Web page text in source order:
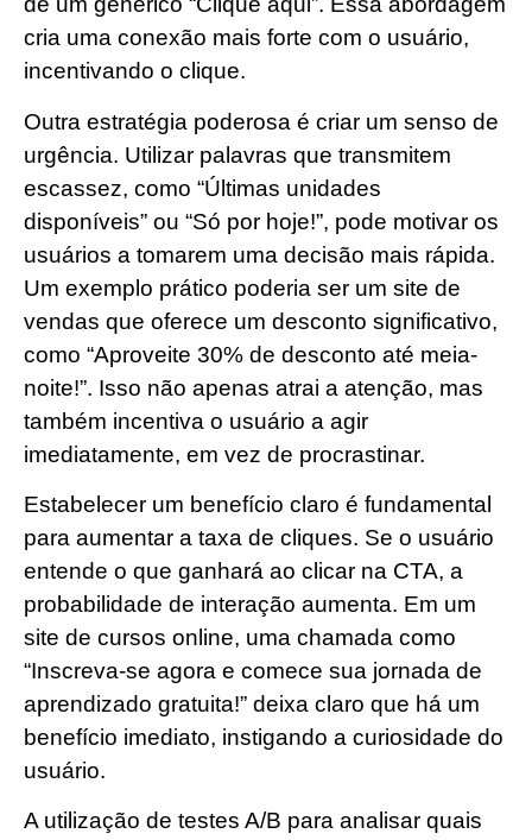
cria uma conexão mais forte com o usuário,
incentivando o clique.
Outra estratégia poderosa é criar um senso de
urgência. Utilizar palavras que transmitem
escassez, como “Últimas unidades
disponíveis” ou “Só por hoje!”, pode motivar os
usuários a tomarem uma decisão mais rápida.
Um exemplo prático poderia ser um site de
vendas que oferece um desconto significativo,
como “Aproveite 30% de desconto até meia-
noite!”. Isso não apenas atrai a atenção, mas
também incentiva o usuário a agir
imediatamente, em vez de procrastinar.
Estabelecer um benefício claro é fundamental
para aumentar a taxa de cliques. Se o usuário
entende o que ganhará ao clicar na CTA, a
probabilidade de interação aumenta. Em um
site de cursos online, uma chamada como
“Inscreva-se agora e comece sua jornada de
aprendizado gratuita!” deixa claro que há um
benefício imediato, instigando a curiosidade do
usuário.
A utilização de testes A/B para analisar quais